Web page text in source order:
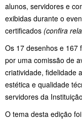
alunos, servidores e
exibidas durante o
certificados (confira
Os 17 desenhos e 167
por uma comissão de
criatividade, fidelidade
estética e qualidade
servidores da
O tema desta edição foi